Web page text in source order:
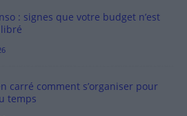
: signes que votre budget n’est
carré comment s’organiser pour
temps